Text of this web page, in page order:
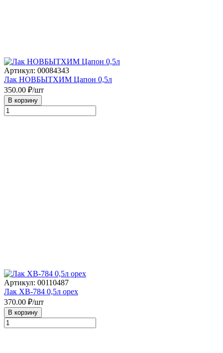
Артикул: 00084343
Лак НОВБЫТХИМ Цапон 0,5л
350.00 ₽/шт
В корзину
Артикул: 00110487
Лак ХВ-784 0,5л орех
370.00 ₽/шт
В корзину